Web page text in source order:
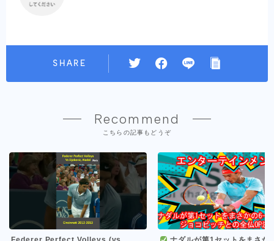
SHARE
Recommend
こちらの記事もどうぞ